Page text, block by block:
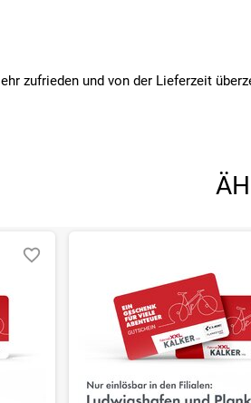
zufrieden und von der Lieferzeit